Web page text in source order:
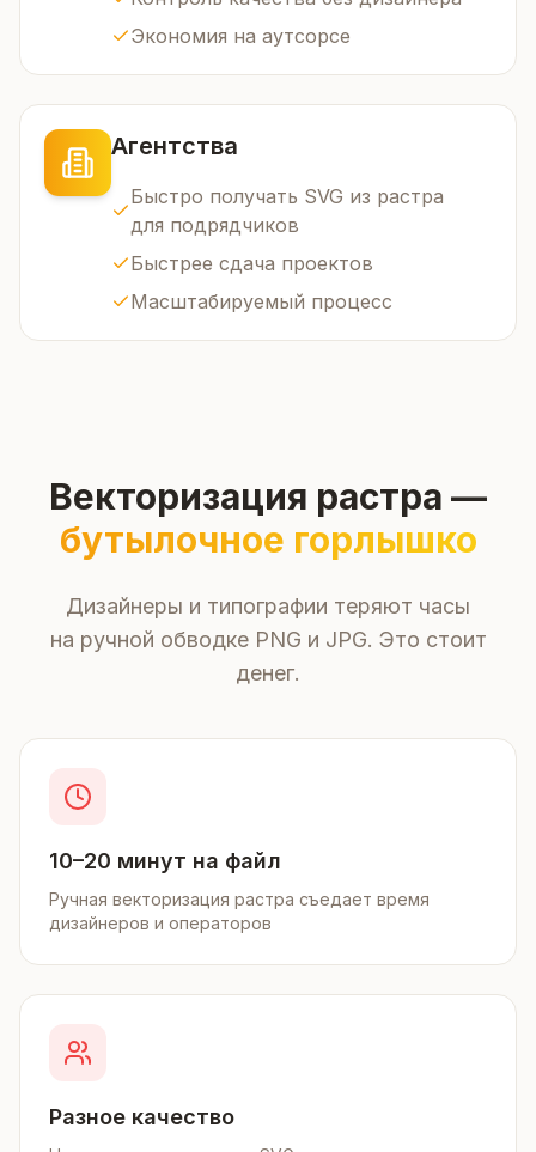
Экономия на аутсорсе
Агентства
Быстро получать SVG из растра
для подрядчиков
Быстрее сдача проектов
Масштабируемый процесс
Векторизация растра —
бутылочное горлышко
Дизайнеры и типографии теряют часы
на ручной обводке PNG и JPG. Это стоит
денег.
10–20 минут на файл
Ручная векторизация растра съедает время
дизайнеров и операторов
Разное качество